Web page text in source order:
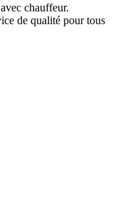
chauffeur.
de qualité pour tous